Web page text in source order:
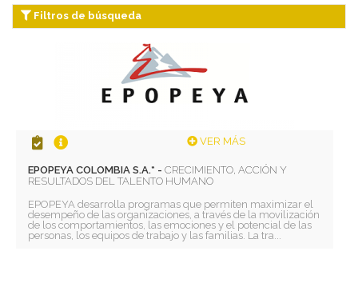
Filtros de búsqueda
VER MÁS
EPOPEYA COLOMBIA S.A.* -CRECIMIENTO, ACCIÓN Y
RESULTADOS DEL TALENTO HUMANO
EPOPEYA desarrolla programas que permiten maximizar el
desempeño de las organizaciones, a través de la movilización
de los comportamientos, las emociones y el potencial de las
personas, los equipos de trabajo y las familias. La tra...